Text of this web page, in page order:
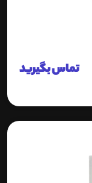
تماس بگیرید